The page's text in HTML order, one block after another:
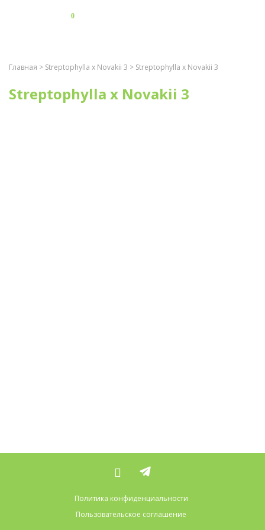
0
Главная > Streptophylla x Novakii 3 > Streptophylla x Novakii 3
Streptophylla x Novakii 3
Политика конфиденциальности
Пользовательское соглашение